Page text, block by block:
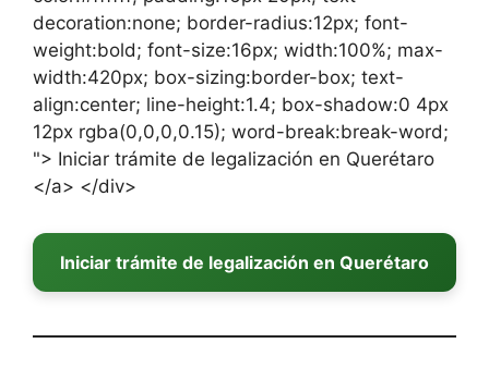
Iniciar trámite de legalización en Querétaro